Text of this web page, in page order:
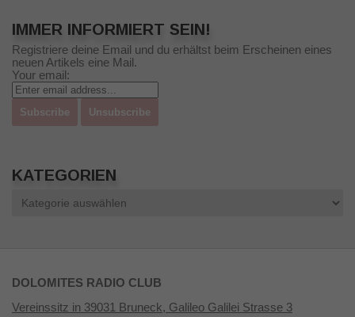
IMMER INFORMIERT SEIN!
Registriere deine Email und du erhältst beim Erscheinen eines
neuen Artikels eine Mail.
Your email:
KATEGORIEN
DOLOMITES RADIO CLUB
Vereinssitz in 39031 Bruneck, Galileo Galilei Strasse 3